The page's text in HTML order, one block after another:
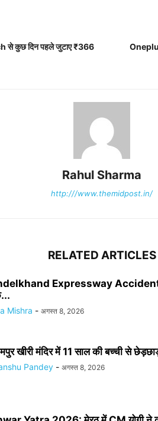
कुछ दिन पहले जुटाए ₹366
Rahul Sharma
http:///www.themidpost.in/
RELATED ARTICLES
Expressway Accident:
Mishra - अगस्त 8, 2026
खीरी मंदिर में 11 साल की बच्ची से
Pandey - अगस्त 8, 2026